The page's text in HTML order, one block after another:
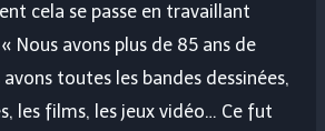
cela se passe en travaillant
Nous avons plus de 85 ans de
toutes les bandes dessinées,
les films, les jeux vidéo… Ce fut